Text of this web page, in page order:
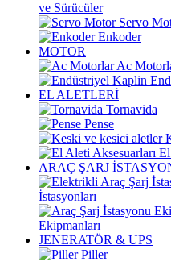
ve Sürücüler
Servo
Enkoder
MOTOR
Ac
EL ALETLERİ
Tornavida
Pense
ARAÇ ŞARJ
İstasyonları
Ekipmanları
JENERATÖR & UPS
Piller